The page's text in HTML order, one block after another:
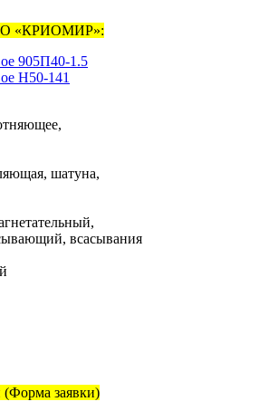
«КРИОМИР»:
905П40-1.5
Н50-141
шатуна,
всасывания
(Форма заявки)